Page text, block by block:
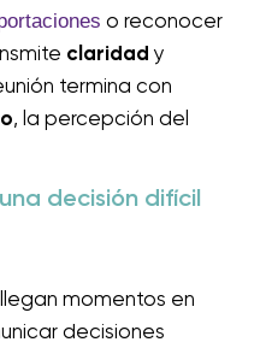
o reconocer
claridad y
termina con
, la percepción del
decisión difícil
momentos en
decisiones